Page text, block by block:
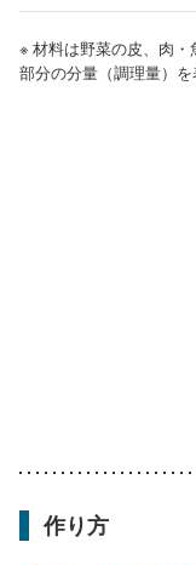
※ 材料は野菜の皮、肉
部分の分量（調理量）を
作り方